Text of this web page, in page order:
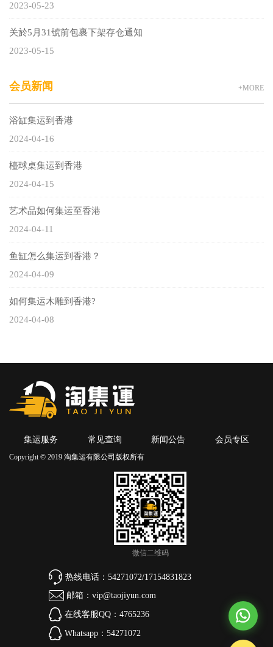
2023-05-23
关於5月31號前包裹下架存仓通知
2023-05-15
会员新闻 +MORE
浴缸集运到香港
2024-04-16
檯球桌集运到香港
2024-04-15
艺术品如何集运至香港
2024-04-11
鱼缸怎么集运到香港？
2024-04-09
如何集运木雕到香港?
2024-04-08
集运服务 常见查询 新闻公告 会员专区
Copyright © 2019 淘集运有限公司版权所有
微信二维码
热线电话：54271072/17154831823
邮箱：vip@taojiyun.com
在线客服QQ：4765236
Whatsapp：54271072